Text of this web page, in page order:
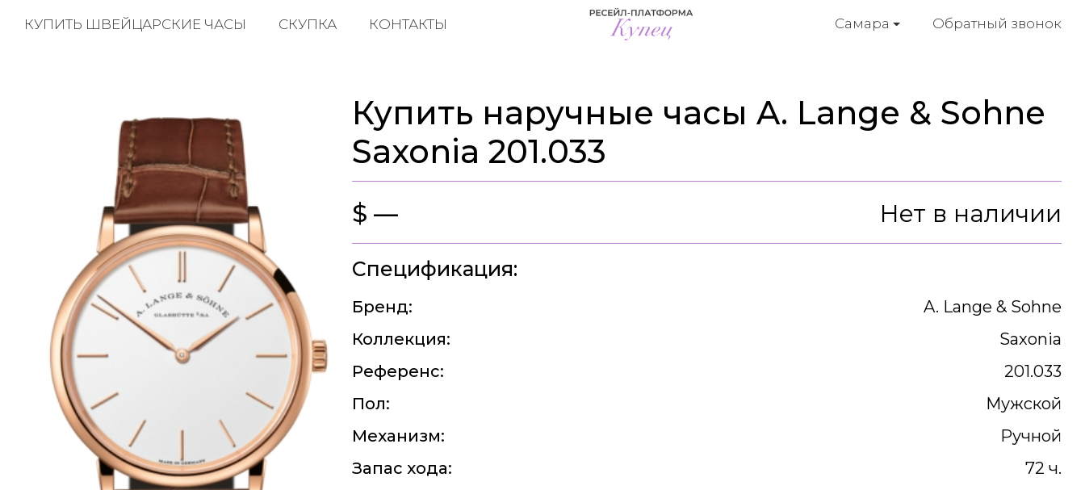
Самара Обратный звонок
КУПИТЬ ШВЕЙЦАРСКИЕ ЧАСЫ СКУПКА КОНТАКТЫ
Купить наручные часы A. Lange & Sohne
Saxonia 201.033
$ — Нет в наличии
Спецификация:
Бренд:
A. Lange & Sohne
Коллекция:
Saxonia
Референс:
201.033
Пол:
Мужской
Механизм:
Ручной
Запас хода:
72 ч.